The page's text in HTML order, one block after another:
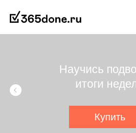
Научись
итоги
Купить